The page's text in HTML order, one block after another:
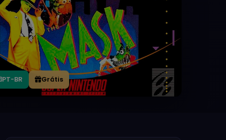
PT-BR Grátis